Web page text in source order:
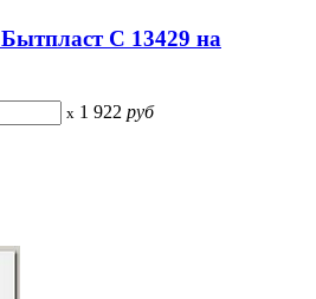
С 13429 на
x 1 922 руб